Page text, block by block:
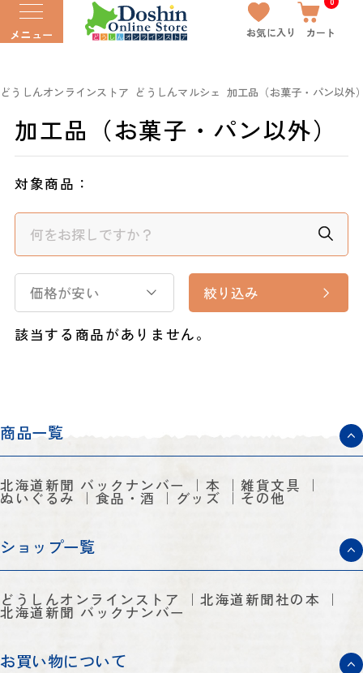
メニュー お気に入り カート
どうしんオンラインストア どうしんマルシェ 加工品（お菓子・パン以外
加工品（お菓子・パン以外）
対象商品：
価格が安い 絞り込み
該当する商品がありません。
商品一覧
北海道新聞 バックナンバー 本 雑貨文具
ぬいぐるみ 食品・酒 グッズ その他
ショップ一覧
どうしんオンラインストア 北海道新聞社の本
北海道新聞 バックナンバー
お買い物について